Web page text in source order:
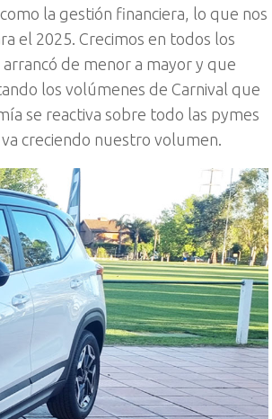
la gestión financiera, lo que nos
el 2025. Crecimos en todos los
de menor a mayor y que
los volúmenes de Carnival que
se reactiva sobre todo las pymes
creciendo nuestro volumen.